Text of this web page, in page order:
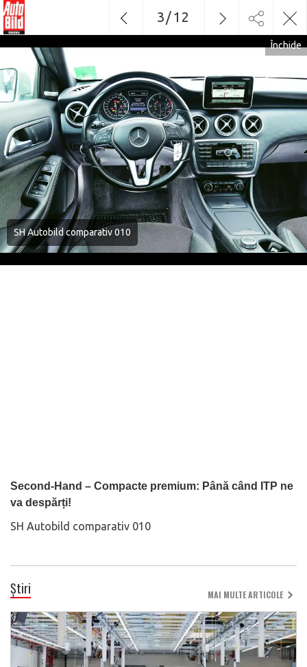
SH Autobild comparativ 010
Second-Hand – Compacte premium: Până când ITP ne
va despărți!
SH Autobild comparativ 010
Închide
3/12
Știri MAI MULTE ARTICOLE